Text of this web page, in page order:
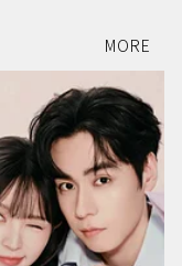
MORE